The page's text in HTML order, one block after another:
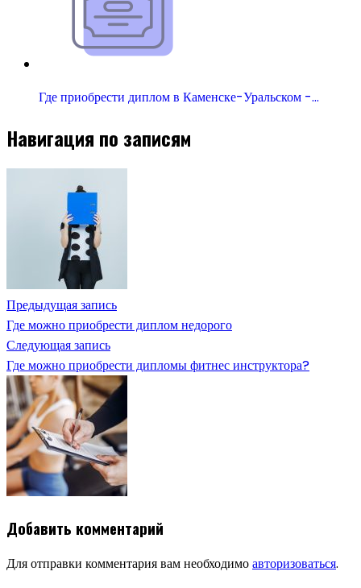
Где приобрести диплом в Каменске-Уральском -…
Навигация по записям
Предыдущая запись
Где можно приобрести диплом недорого
Следующая запись
Где можно приобрести дипломы фитнес инструктора?
Добавить комментарий
Для отправки комментария вам необходимоавторизоваться.